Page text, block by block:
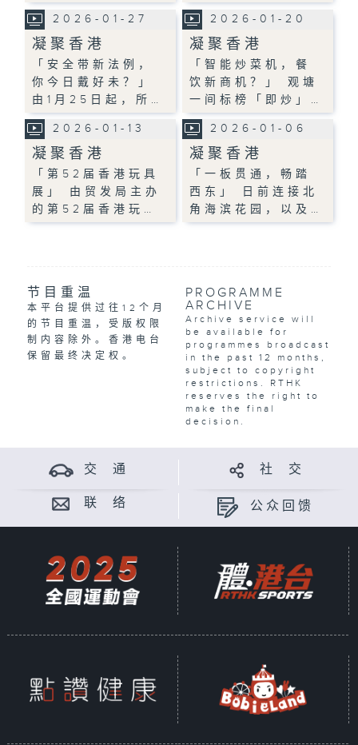
2026-01-27
凝聚香港
「安全带新法例，
你今日戴好未？」
由1月25日起，所…
2026-01-20
凝聚香港
「智能炒菜机，餐
饮新商机？」 观塘
一间标榜「即炒」…
2026-01-13
凝聚香港
「第52届香港玩具
展」 由贸发局主办
的第52届香港玩…
2026-01-06
凝聚香港
「一板贯通，畅踏
西东」 日前连接北
角海滨花园，以及…
节目重温
本平台提供过往12个月
的节目重温，受版权限
制内容除外。香港电台
保留最终决定权。
PROGRAMME
ARCHIVE
Archive service will
be available for
programmes broadcast
in the past 12 months,
subject to copyright
restrictions. RTHK
reserves the right to
make the final
decision.
交 通 社 交
联 络 公众回馈